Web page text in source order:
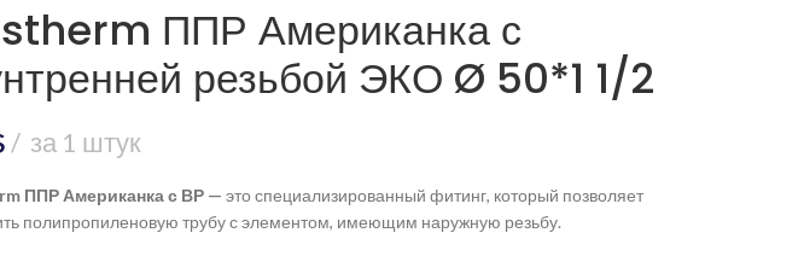
ППР Американка с
резьбой ЭКО Ø 50*1 1/2
за 1 штук
ППР Американка с ВР — это специализированный фитинг, который позволяет
полипропиленовую трубу с элементом, имеющим наружную резьбу.